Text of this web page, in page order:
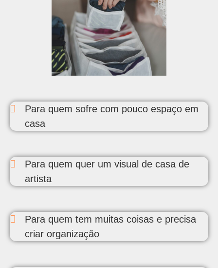
Para quem sofre com pouco espaço em
casa
Para quem quer um visual de casa de
artista
Para quem tem muitas coisas e precisa
criar organização